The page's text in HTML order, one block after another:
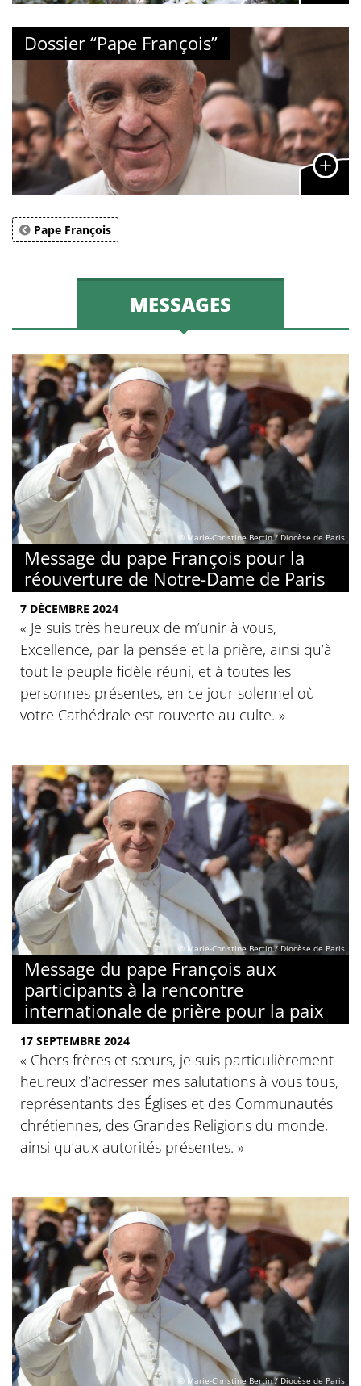
Dossier “Pape François”
Pape François
MESSAGES
© Marie-Christine Bertin / Diocèse de Paris
Message du pape François pour la
réouverture de Notre-Dame de Paris
7 DÉCEMBRE 2024
« Je suis très heureux de m’unir à vous,
Excellence, par la pensée et la prière, ainsi qu’à
tout le peuple fidèle réuni, et à toutes les
personnes présentes, en ce jour solennel où
votre Cathédrale est rouverte au culte. »
© Marie-Christine Bertin / Diocèse de Paris
Message du pape François aux
participants à la rencontre
internationale de prière pour la paix
17 SEPTEMBRE 2024
« Chers frères et sœurs, je suis particulièrement
heureux d’adresser mes salutations à vous tous,
représentants des Églises et des Communautés
chrétiennes, des Grandes Religions du monde,
ainsi qu’aux autorités présentes. »
© Marie-Christine Bertin / Diocèse de Paris